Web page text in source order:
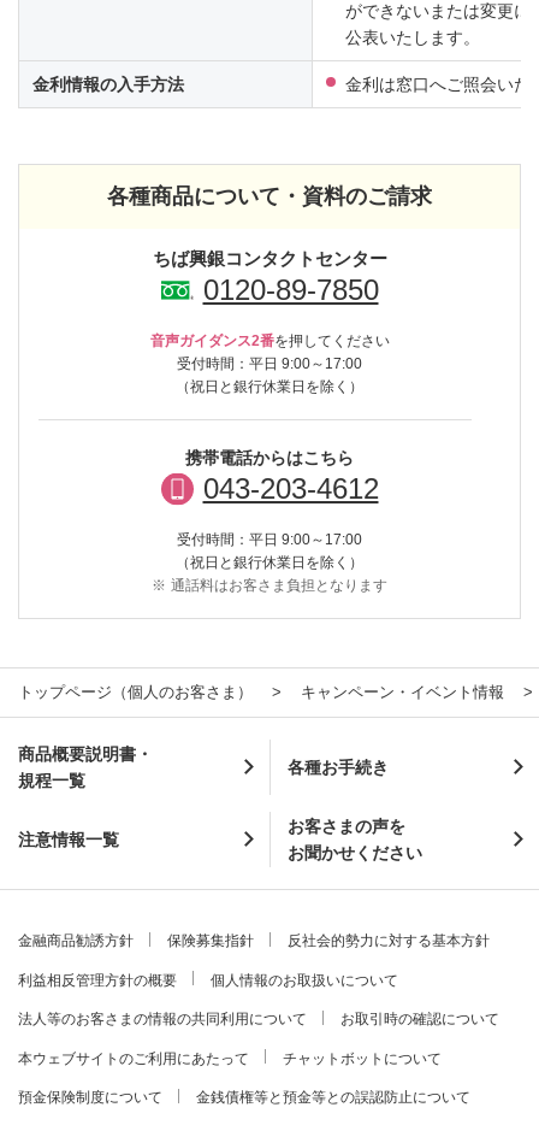
ができないまたは変更に
公表いたします。
金利情報の入手方法 金利は窓口へご照会いた
各種商品について・資料のご請求
ちば興銀コンタクトセンター
0120-89-7850
音声ガイダンス2番を押してください
受付時間：平日 9:00～17:00
（祝日と銀行休業日を除く）
携帯電話からはこちら
043-203-4612
受付時間：平日 9:00～17:00
（祝日と銀行休業日を除く）
※ 通話料はお客さま負担となります
トップページ（個人のお客さま） キャンペーン・イベント情報
商品概要説明書・
規程一覧
各種お手続き
注意情報一覧
お客さまの声を
お聞かせください
金融商品勧誘方針 保険募集指針 反社会的勢力に対する基本方針
利益相反管理方針の概要 個人情報のお取扱いについて
法人等のお客さまの情報の共同利用について お取引時の確認について
本ウェブサイトのご利用にあたって チャットボットについて
預金保険制度について 金銭債権等と預金等との誤認防止について